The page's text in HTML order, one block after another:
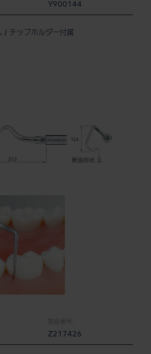
Y900144
/ チップホルダー付属
製品番号:
Z217426